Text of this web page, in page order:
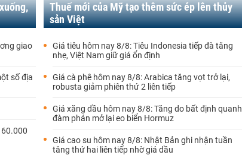
giao
số địa
Thuế mới của Mỹ tạo thêm sức ép lên thủy
sản Việt
Giá tiêu hôm nay 8/8: Tiêu Indonesia tiếp đà tăng
nhẹ, Việt Nam giữ giá ổn định
Giá cà phê hôm nay 8/8: Arabica tăng vọt trở lại,
robusta giảm phiên thứ 2 liên tiếp
Giá xăng dầu hôm nay 8/8: Tăng do bất định quanh
đàm phán mở lại eo biển Hormuz
Giá cao su hôm nay 8/8: Nhật Bản ghi nhận tuần
tăng thứ hai liên tiếp nhờ giá dầu